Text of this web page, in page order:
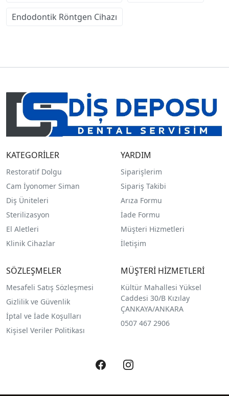
Endodontik Röntgen Cihazı
KATEGORİLER
Restoratif Dolgu
Cam İyonomer Siman
Diş Üniteleri
Sterilizasyon
El Aletleri
Klinik Cihazlar
YARDIM
Siparişlerim
Sipariş Takibi
Arıza Formu
İade Formu
Müşteri Hizmetleri
İletişim
SÖZLEŞMELER
Mesafeli Satış Sözleşmesi
Gizlilik ve Güvenlik
İptal ve İade Koşulları
Kişisel Veriler Politikası
MÜŞTERİ HİZMETLERİ
Kültür Mahallesi Yüksel
Caddesi 30/B Kızılay
ÇANKAYA/ANKARA
0507 467 2906